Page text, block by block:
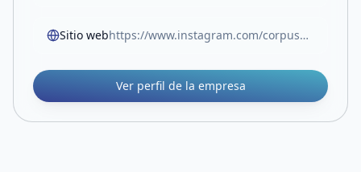
Sitio web https://www.instagram.com/corpusmateriales/
Ver perfil de la empresa